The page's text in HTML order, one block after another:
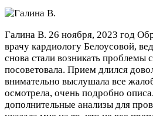
Галина В. 26 ноября, 2023 год
врачу кардиологу Белоусовой,
снова стали возникать проблемы
посоветовала. Прием длился
внимательно выслушала все
осмотрела, очень подробно
дополнительные анализы для